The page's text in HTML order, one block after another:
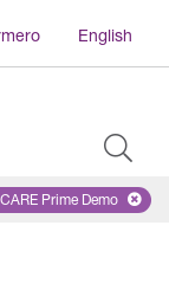
English
state 'Georgia'
Remove selected
Prime Demo